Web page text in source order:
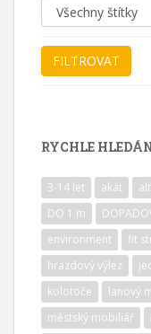
RYCHLE
3-14 let akát
DO 1 m
environment
fit
hrazdový výlez
kolotoče
lanový
městský mobiliář